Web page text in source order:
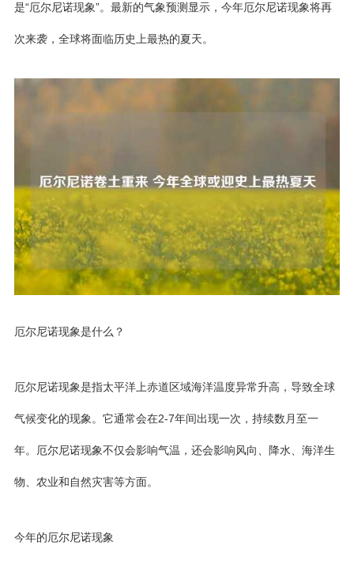
是“厄尔尼诺现象”。最新的气象预测显示，今年厄尔尼诺现象将再
次来袭，全球将面临历史上最热的夏天。
厄尔尼诺现象是什么？
厄尔尼诺现象是指太平洋上赤道区域海洋温度异常升高，导致全球
气候变化的现象。它通常会在2-7年间出现一次，持续数月至一
年。厄尔尼诺现象不仅会影响气温，还会影响风向、降水、海洋生
物、农业和自然灾害等方面。
今年的厄尔尼诺现象